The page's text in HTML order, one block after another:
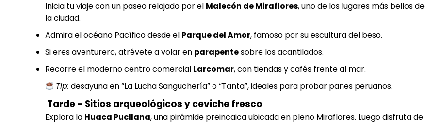
Inicia tu viaje con un paseo relajado por el Malecón de Miraflores, uno de los lugares más bellos de
la ciudad.
Admira el océano Pacífico desde el Parque del Amor, famoso por su escultura del beso.
Si eres aventurero, atrévete a volar en parapentesobre los acantilados.
Recorre el moderno centro comercial Larcomar, con tiendas y cafés frente al mar.
Tip: desayuna en “La Lucha Sanguchería” o “Tanta”, ideales para probar panes peruanos.
Tarde – Sitios arqueológicos y ceviche fresco
Explora la Huaca Pucllana, una pirámide preincaica ubicada en pleno Miraflores. Luego disfruta de